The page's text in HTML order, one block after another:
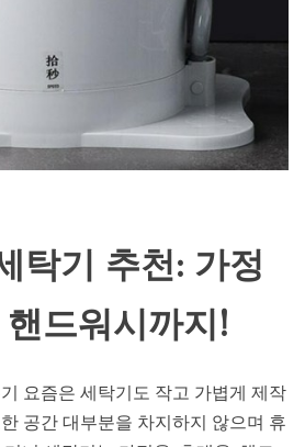
탁기 추천: 가정
드워시까지!
요즘은 세탁기도 작고 가볍게 제작
공간 대부분을 차지하지 않으며 휴